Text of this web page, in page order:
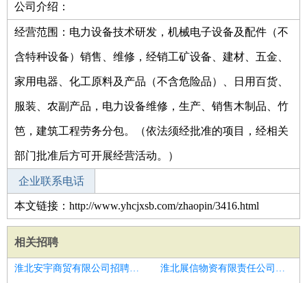
公司类型
公司介绍：
经营范围：电力设备技术研发，机械电子设备及配件（不
含特种设备）销售、维修，经销工矿设备、建材、五金、
家用电器、化工原料及产品（不含危险品）、日用百货、
服装、农副产品，电力设备维修，生产、销售木制品、竹
笆，建筑工程劳务分包。（依法须经批准的项目，经相关
部门批准后方可开展经营活动。）
企业联系电话
本文链接：http://www.yhcjxsb.com/zhaopin/3416.html
相关招聘
淮北安宇商贸有限公司招聘保洁
淮北展信物资有限责任公司招聘保洁